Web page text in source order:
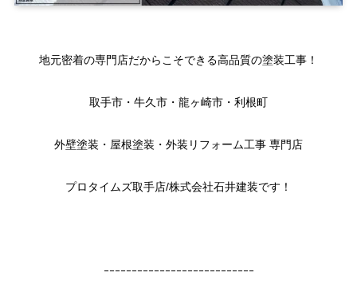
地元密着の専門店だからこそできる高品質の塗装工事！
取手市・牛久市・龍ヶ崎市・利根町
外壁塗装・屋根塗装・外装リフォーム工事 専門店
プロタイムズ取手店/株式会社石井建装です！
ｰｰｰｰｰｰｰｰｰｰｰｰｰｰｰｰｰｰｰｰｰｰｰｰｰｰｰ